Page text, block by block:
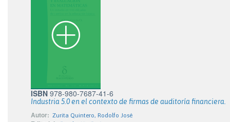
ISBN 978-980-7687-41-6
Industria 5.0 en el contexto de firmas de auditoría financiera.
Autor: Zurita Quintero, Rodolfo José